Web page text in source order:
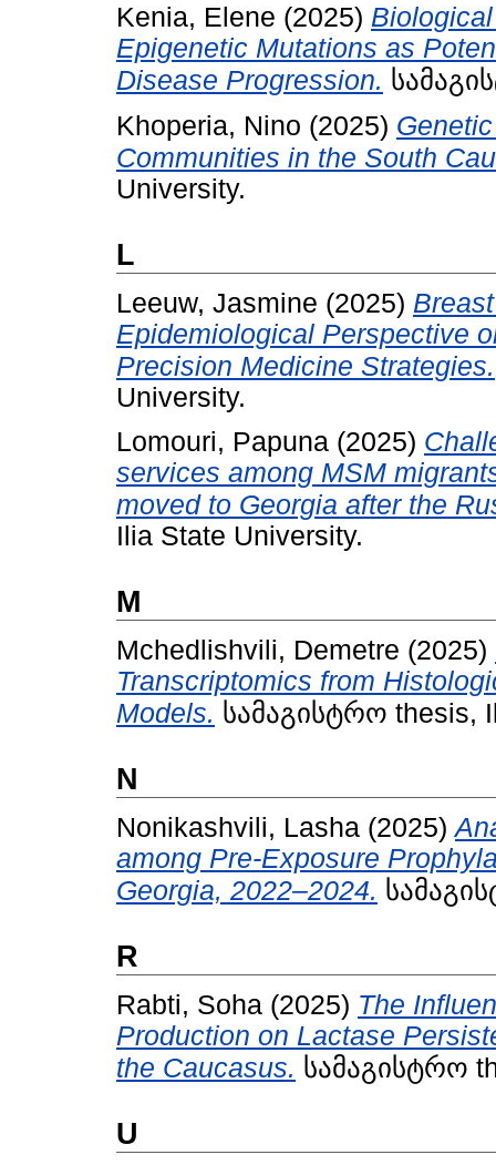
Kenia, Elene (2025)
Epigenetic Mutations as
Disease Progression.
Khoperia, Nino (2025)
Communities in the South
University.
L
Leeuw, Jasmine (2025)
Epidemiological Perspective
Precision Medicine Strategies.
University.
Lomouri, Papuna (2025)
services among MSM
moved to Georgia after the
Ilia State University.
M
Mchedlishvili, Demetre (2025)
Transcriptomics from
Models. სამაგისტრო thesis,
N
Nonikashvili, Lasha (2025)
among Pre-Exposure
Georgia, 2022–2024.
R
Rabti, Soha (2025) The
Production on Lactase
the Caucasus. სამაგისტრო
U